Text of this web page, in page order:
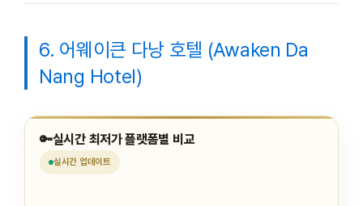
6. 어웨이큰 다낭 호텔 (Awaken Da
Nang Hotel)
🔑실시간 최저가 플랫폼별 비교
실시간 업데이트